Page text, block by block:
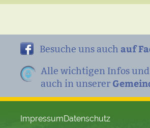
Besuche uns auch auf
Alle wichtigen Infos
auch in unserer
ImpressumDatenschutz